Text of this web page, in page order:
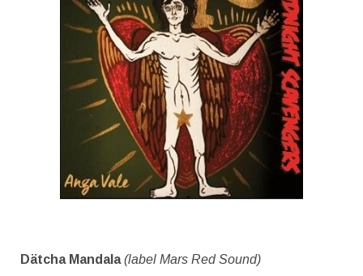
Dätcha Mandala(label Mars Red Sound)